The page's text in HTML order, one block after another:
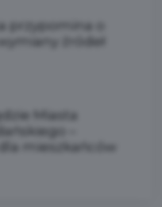
przypomina o
źródeł
Miasta
–
mieszkańców